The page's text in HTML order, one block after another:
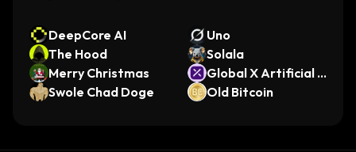
DeepCore AI
Uno
The Hood
Solala
Merry Christmas
Global X Artificial I
ntelligence & Techn
Swole Chad Doge Old Bitcoin